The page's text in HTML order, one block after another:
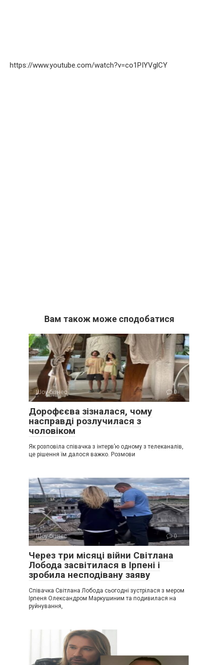
https://www.youtube.com/watch?v=co1PIYVglCY
Вам також може сподобатися
Шоу-бізнес 0
Дорофєєва зізналася, чому
насправді розлучилася з
чоловіком
Як розповіла співачка з інтерв’ю одному з телеканалів,
це рішення їм далося важко. Розмови
Шоу-бізнес 0
Через три місяці війни Світлана
Лобода засвітилася в Ірпені і
зробила несподівану заяву
Співачка Світлана Лобода сьогодні зустрілася з мером
Ірпеня Олександром Маркушиним та подивилася на
руйнування,